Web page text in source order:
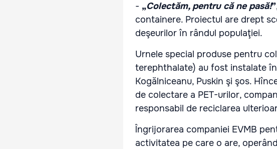
- „Colectăm, pentru că ne pasă!”
containere. Proiectul are drept
deşeurilor în rândul populaţiei.
Urnele special produse pentru
terephthalate) au fost instalate
Kogălniceanu, Puskin şi şos.
de colectare a PET-urilor,
responsabil de reciclarea
Îngrijorarea companiei EVMB
activitatea pe care o are,